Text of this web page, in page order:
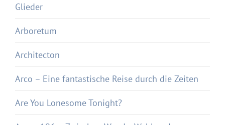
Glieder
Arboretum
Architecton
Arco – Eine fantastische Reise durch die Zeiten
Are You Lonesome Tonight?